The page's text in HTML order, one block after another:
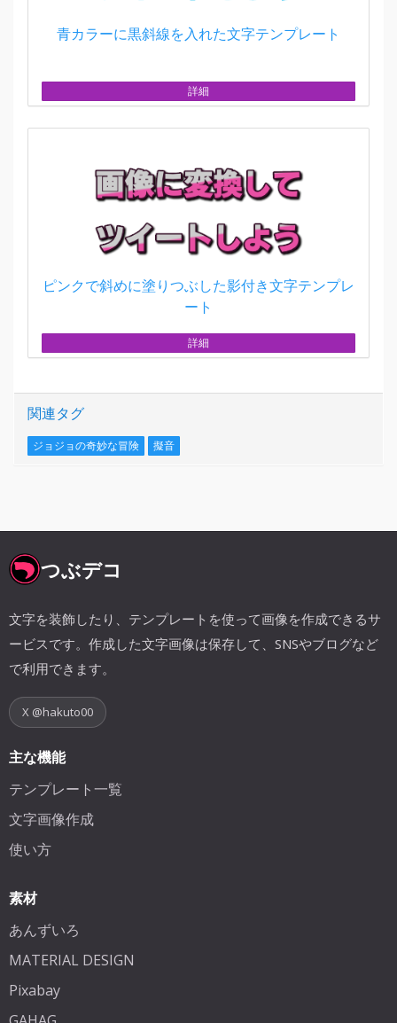
青カラーに黒斜線を入れた文字テンプレート
詳細
ピンクで斜めに塗りつぶした影付き文字テンプレ
ート
詳細
関連タグ
ジョジョの奇妙な冒険 擬音
つぶデコ
文字を装飾したり、テンプレートを使って画像を作成できるサ
ービスです。作成した文字画像は保存して、SNSやブログなど
で利用できます。
X @hakuto00
主な機能
テンプレート一覧
文字画像作成
使い方
素材
あんずいろ
MATERIAL DESIGN
Pixabay